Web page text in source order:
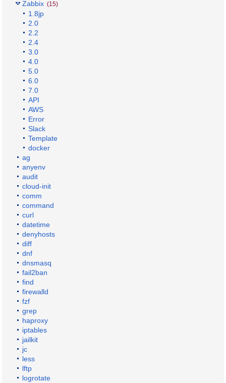
Zabbix (15)
1.8jp
2.0
2.2
2.4
3.0
4.0
5.0
6.0
7.0
API
AWS
Error
Slack
Template
docker
ag
anyenv
audit
cloud-init
comm
command
curl
datetime
denyhosts
diff
dnf
dnsmasq
fail2ban
find
firewalld
fzf
grep
haproxy
iptables
jailkit
jc
less
lftp
logrotate